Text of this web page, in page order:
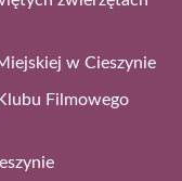
w Cieszynie
Filmowego